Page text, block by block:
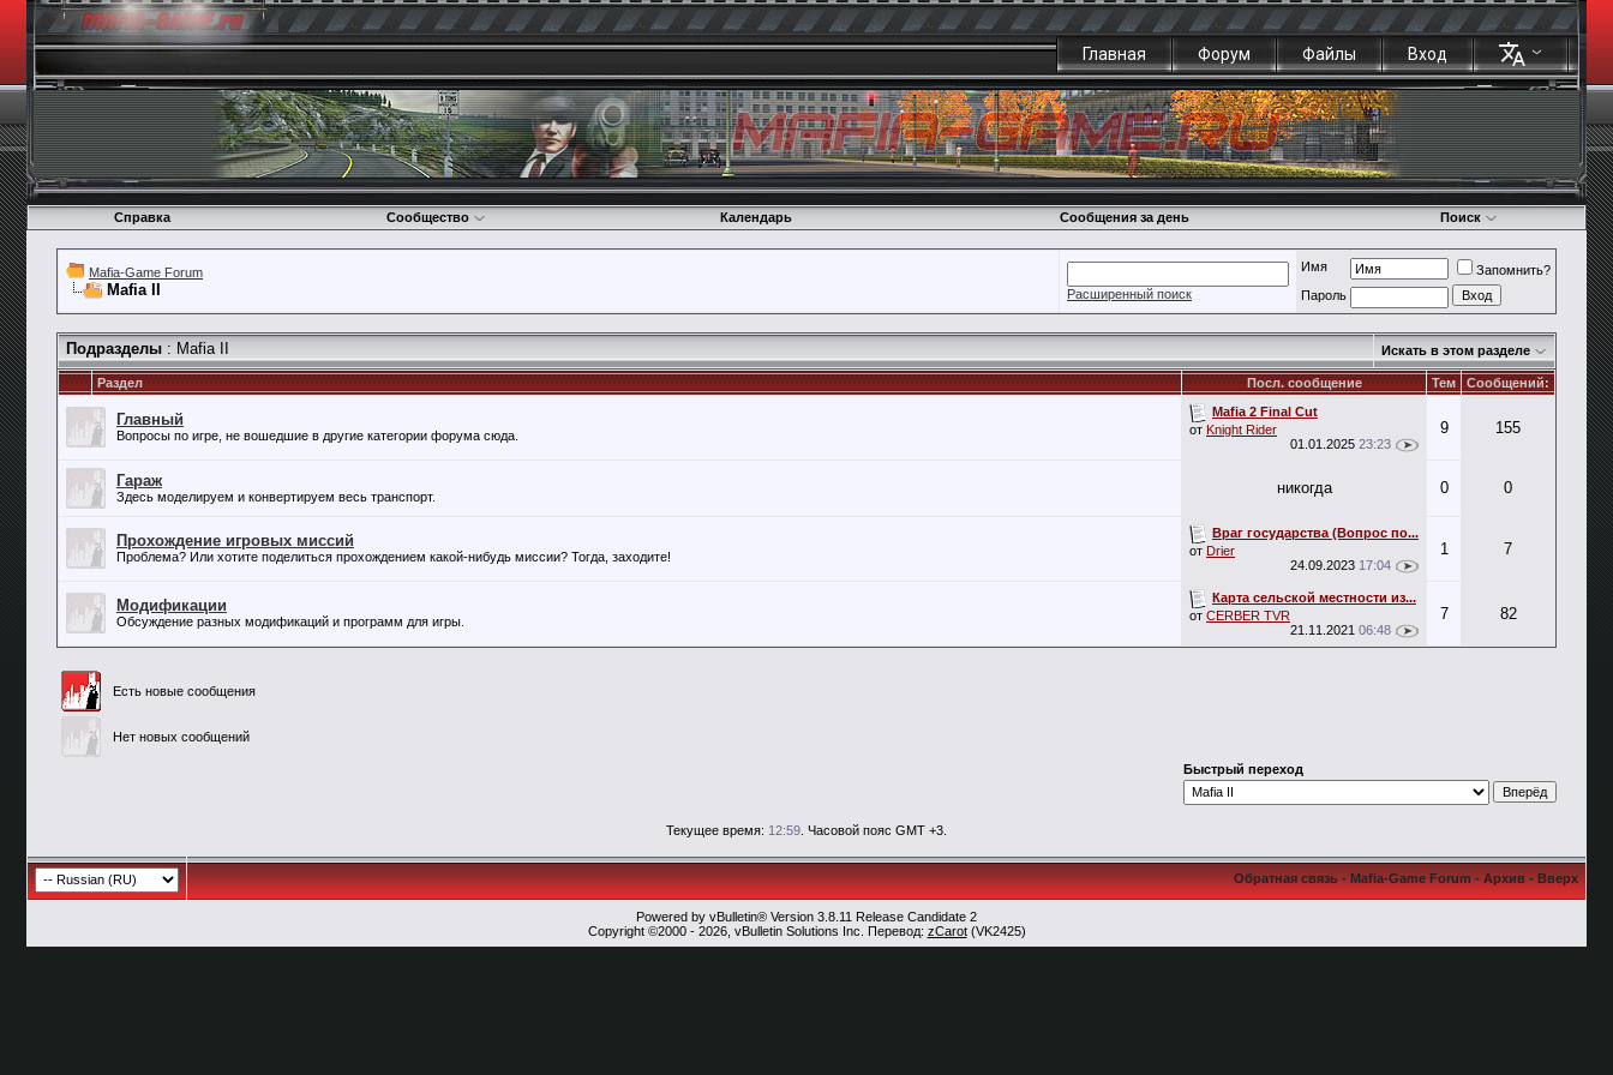
Главная Форум Файлы Вход
Справка Сообщество Календарь Сообщения за день Поиск
Mafia-Game Forum
Mafia II Расширенный поиск
Имя
Запомнить?
Пароль
Подразделы : Mafia II Искать в этом разделе
Раздел Посл. сообщение Тем Сообщений:
Главный
Вопросы по игре, не вошедшие в другие категории форума сюда.
Mafia 2 Final Cut
от Knight Rider
01.01.2025 23:23
9 155
Гараж
Здесь моделируем и конвертируем весь транспорт. никогда 0 0
Прохождение игровых миссий
Проблема? Или хотите поделиться прохождением какой-нибудь миссии? Тогда, заходите!
Враг государства (Вопрос по...
от Drier
24.09.2023 17:04
1 7
Модификации
Обсуждение разных модификаций и программ для игры.
Карта сельской местности из...
от CERBER TVR
21.11.2021 06:48
7 82
Есть новые сообщения
Нет новых сообщений
Быстрый переход
Текущее время: 12:59 . Часовой пояс GMT +3.
Обратная связь-Mafia-Game Forum-Архив-Вверх
Powered by vBulletin® Version 3.8.11 Release Candidate 2
Copyright ©2000 - 2026, vBulletin Solutions Inc. Перевод: zCarot(VK2425)